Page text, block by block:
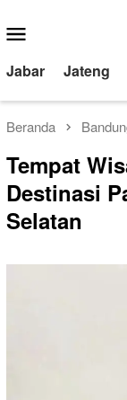
ke
Mobile
Jabar Jateng
Beranda
Tempat
Destinasi
Selatan